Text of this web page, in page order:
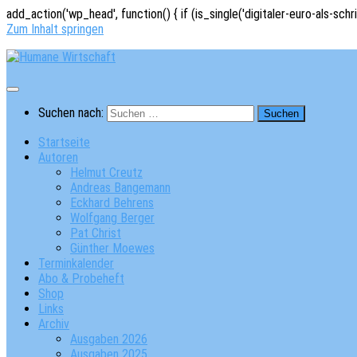
add_action('wp_head', function() { if (is_single('digitaler-euro-als-
Zum Inhalt springen
Suchen nach:
Startseite
Autoren
Helmut Creutz
Andreas Bangemann
Eckhard Behrens
Wolfgang Berger
Pat Christ
Günther Moewes
Terminkalender
Abo & Probeheft
Shop
Links
Archiv
Ausgaben 2026